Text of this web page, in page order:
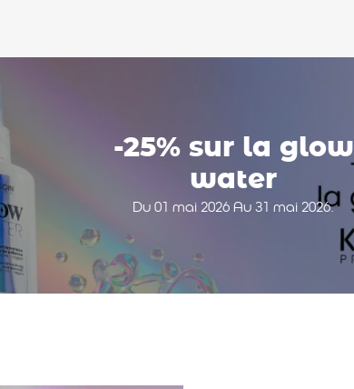
-25% sur la glow
water
Du 01 mai 2026 Au 31 mai 2026.